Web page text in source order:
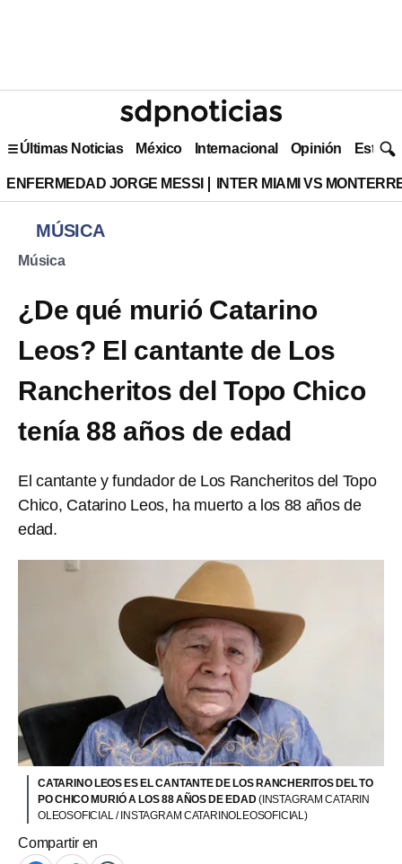
Últimas Noticias México Internacional Opinión Estilo
ENFERMEDAD JORGE MESSI INTER MIAMI VS
MÚSICA
Música
¿De qué murió Catarino
Leos? El cantante de Los
Rancheritos del Topo Chico
tenía 88 años de edad
El cantante y fundador de Los Rancheritos del Topo
Chico, Catarino Leos, ha muerto a los 88 años de
edad.
CATARINO LEOS ES EL CANTANTE DE LOS RANCHERITOS DEL TO
PO CHICO MURIÓ A LOS 88 AÑOS DE EDAD(INSTAGRAM CATARIN
OLEOSOFICIAL / INSTAGRAM CATARINOLEOSOFICIAL)
Compartir en